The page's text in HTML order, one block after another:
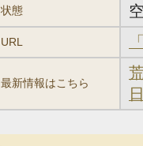
状態
URL
最新情報はこちら